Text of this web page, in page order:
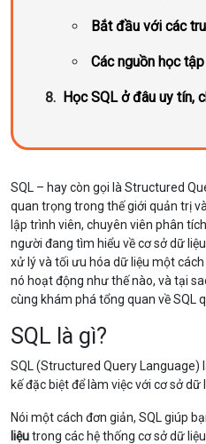
Bắt đầu với các
Các nguồn học
Học SQL ở đâu uy tín,
SQL – hay còn gọi là Structured
quan trọng trong thế giới quản trị
lập trình viên, chuyên viên phân
người đang tìm hiểu về cơ sở dữ
xử lý và tối ưu hóa dữ liệu một
nó hoạt động như thế nào, và tại
cùng khám phá tổng quan về SQL
SQL là gì?
SQL (Structured Query
kế đặc biệt để làm việc với cơ sở dữ
Nói một cách đơn giản, SQL giúp
liệutrong các hệ thống cơ sở dữ